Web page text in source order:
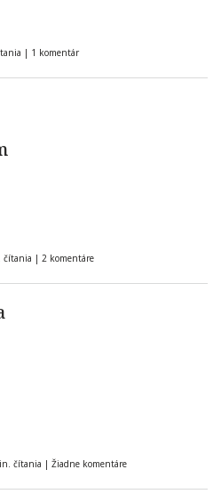
| 1 komentár
čítania | 2 komentáre
čítania | Žiadne komentáre